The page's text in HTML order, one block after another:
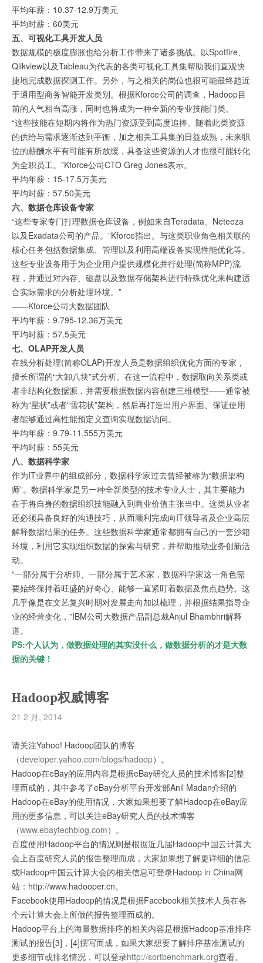
平均年薪：10.37-12.9万美元
平均时薪：60美元
五、可视化工具开发人员
数据规模的极度膨胀也给分析工作带来了诸多挑战。以Spotfire、
Qlikview以及Tableau为代表的各类可视化工具集帮助我们直观快
捷地完成数据探测工作。另外，与之相关的岗位也很可能最终趋近
于通用型商务智能开发类别。根据Kforce公司的调查，Hadoop目
前的人气相当高涨，同时也将成为一种全新的专业技能门类。
“这些技能在短期内将作为热门资源受到高度追捧。随着此类资源
的供给与需求逐渐达到平衡，加之相关工具集的日益成熟，未来职
位的薪酬水平有可能有所放缓，具备这些资源的人才也很可能转化
为全职员工。”Kforce公司CTO Greg Jones表示。
平均年薪：15-17.5万美元
平均时薪：57.50美元
六、数据仓库设备专家
“这些专家专门打理数据仓库设备，例如来自Teradata、Neteeza
以及Exadata公司的产品。”Kforce指出。与这类职业角色相关联的
核心任务包括数据集成、管理以及利用高端设备实现性能优化等。
这些专业设备用于为企业用户提供规模化并行处理(简称MPP)流
程，并通过对内存、磁盘以及数据存储架构进行特殊优化来构建适
合实际需求的分析处理环境。”
——Kforce公司大数据团队
平均年薪：9.795-12.36万美元
平均时薪：57.5美元
七、OLAP开发人员
在线分析处理(简称OLAP)开发人员是数据组织优化方面的专家，
擅长所谓的“大卸八块”式分析。在这一流程中，数据取向关系类或
者非结构化数据源，并需要根据数据内容创建三维模型——通常被
称为“星状”或者“雪花状”架构，然后再打造出用户界面、保证使用
者能够通过高性能预定义查询实现数据访问。
平均年薪：9.79-11.555万美元
平均时薪：55美元
八、数据科学家
作为IT业界中的组成部分，数据科学家过去曾经被称为“数据架构
师”。数据科学家是另一种全新类型的技术专业人士，其主要能力
在于将自身的数据组织技能融入到商业价值主张当中。这类从业者
还必须具备良好的沟通技巧，从而顺利完成向IT领导者及企业高层
解释数据结果的任务。这些数据科学家通常都拥有自己的一套沙箱
环境，利用它实现组织数据的探索与研究，并帮助推动业务创新活
动。
“一部分属于分析师、一部分属于艺术家，数据科学家这一角色需
要始终保持着旺盛的好奇心、能够一直紧盯着数据及焦点趋势。这
几乎像是在文艺复兴时期对发展走向加以梳理，并根据结果指导企
业的经营变化，”IBM公司大数据产品副总裁Anjul Bhambhri解释
道。
PS:个人认为，做数据处理的其实没什么，做数据分析的才是大数
据的关键！
Hadoop权威博客
21 2 月, 2014
请关注Yahoo! Hadoop团队的博客
（developer.yahoo.com/blogs/hadoop）。
Hadoop在eBay的应用内容是根据eBay研究人员的技术博客[2]整
理而成的，其中参考了eBay分析平台开发部Anil Madan介绍的
Hadoop在eBay的使用情况，大家如果想要了解Hadoop在eBay应
用的更多信息，可以关注eBay研究人员的技术博客
（www.ebaytechblog.com）。
百度使用Hadoop平台的情况则是根据近几届Hadoop中国云计算大
会上百度研究人员的报告整理而成，大家如果想了解更详细的信息
或Hadoop中国云计算大会的相关信息可登录Hadoop in China网
站：http://www.hadooper.cn。
Facebook使用Hadoop的情况是根据Facebook相关技术人员在各
个云计算大会上所做的报告整理而成的。
Hadoop平台上的海量数据排序的相关内容是根据Hadoop基准排序
测试的报告[3]，[4]撰写而成，如果大家想要了解排序基准测试的
更多细节或排名情况，可以登录http://sortbenchmark.org查看。